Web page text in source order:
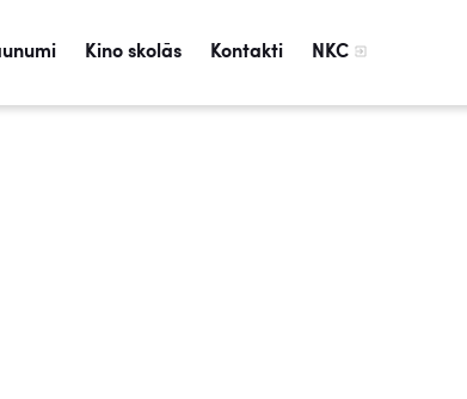
Kino skolās Kontakti NKC